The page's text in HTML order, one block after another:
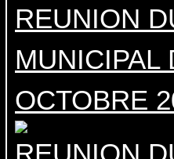
REUNION
MUNICIPAL
OCTOBRE